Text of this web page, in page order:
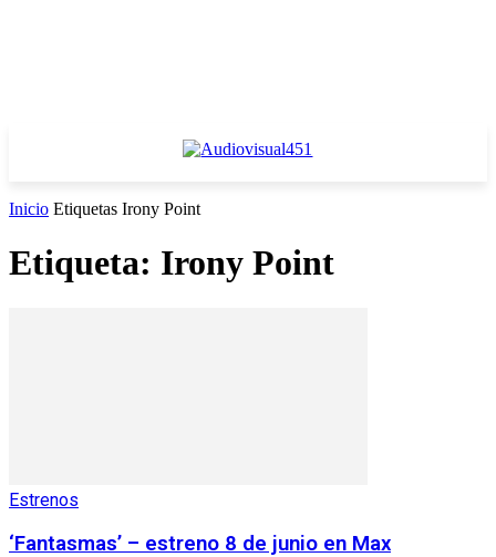
Inicio Etiquetas Irony Point
Etiqueta: Irony Point
Estrenos
‘Fantasmas’ – estreno 8 de junio en Max